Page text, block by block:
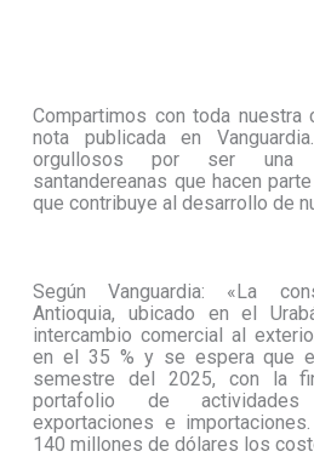
Compartimos con toda nuestra
nota publicada en
orgullosos por ser una
santandereanas que hacen
que contribuye al desarrollo de
Según Vanguardia: «La
Antioquia, ubicado en el
intercambio comercial al
en el 35 % y se espera que
semestre del 2025, con la
portafolio de actividades
exportaciones e
140 millones de dólares los